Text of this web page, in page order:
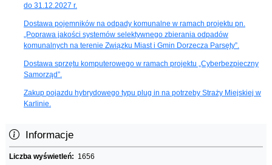
do 31.12.2027 r.
Dostawa pojemników na odpady komunalne w ramach projektu pn.
„Poprawa jakości systemów selektywnego zbierania odpadów
komunalnych na terenie Związku Miast i Gmin Dorzecza Parsęty”.
Dostawa sprzętu komputerowego w ramach projektu „Cyberbezpieczny
Samorząd”.
Zakup pojazdu hybrydowego typu plug in na potrzeby Straży Miejskiej w
Karlinie.
Informacje
Liczba wyświetleń: 1656